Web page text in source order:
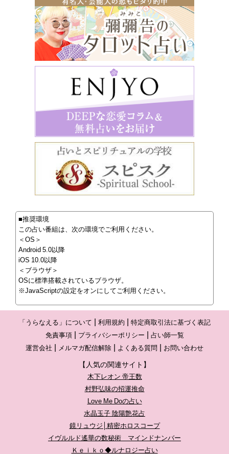
■推奨環境
この占い番組は、次の環境でご利用ください。
＜OS＞
Android 5.0以降
iOS 10.0以降
＜ブラウザ＞
OSに標準搭載されているブラウザ。
※JavaScriptの設定をオンにしてご利用ください。
「うらなえる」について 利用規約
特定商取引法に基づく表記
免責事項
プライバシーポリシー
占い師一覧
運営会社
メルマガ配信解除 よくある質問 お問い合わせ
【人気の関連サイト】
木下レオン 帝王数
村野弘味の招運推命
Love Me Doの占い
水晶玉子 陰陽艶花占
鏡リュウジ│精密ホロスコープ
イヴルルド遙華の数秘術 マインドナンバー
Ｋｅｉｋｏ◆ルナロジー占い